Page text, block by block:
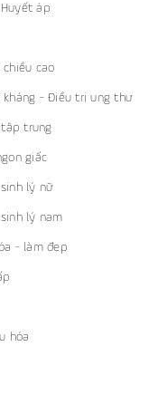
áp
chiều cao
kháng - Điều trị ung thư
trung
giấc
lý nữ
lý nam
- làm đẹp
hóa